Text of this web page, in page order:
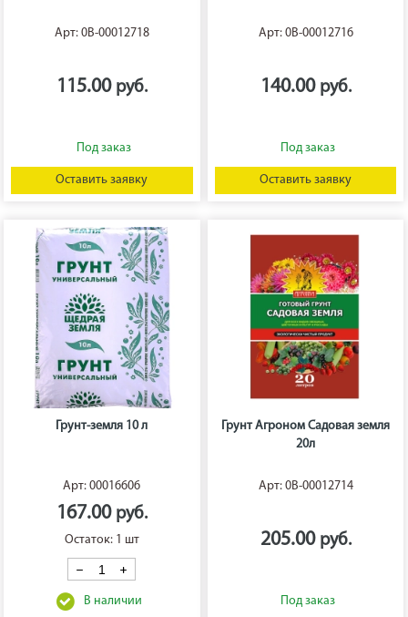
Арт: 0В-00012718
115.00
Оставить заявку
Арт: 0В-00012716
140.00
Оставить заявку
Грунт-земля 10 л
Арт: 00016606
167.00
Остаток: 1 шт
Грунт Агроном Садовая земля
20л
Арт: 0В-00012714
205.00